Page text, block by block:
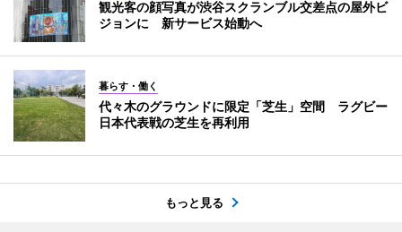
観光客の顔写真が渋谷スクランブル交差点の屋外ビ
ジョンに 新サービス始動へ
暮らす・働く
代々木のグラウンドに限定「芝生」空間 ラグビー
日本代表戦の芝生を再利用
もっと見る